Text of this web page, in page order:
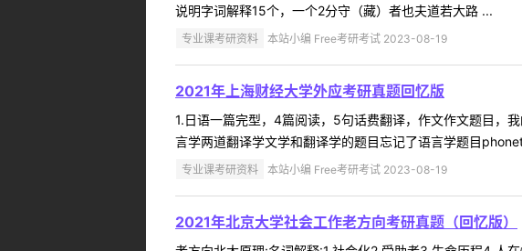
说明字词解释15个，一个2分守（藏）者也夫道若大路 ...
专业课考研资料 本站小编 Free考研考试 2023-08-19
2021年上海财经大学外应考研真题回忆版
1.日语一篇完型，4篇阅读，5句话费翻译，作文作文题目，
言学两道翻译学文学和翻译学的题目忘记了语言学题目
专业课考研资料 本站小编 Free考研考试 2023-08-19
2021年北京大学社会工作老方向考研真题（回忆版）